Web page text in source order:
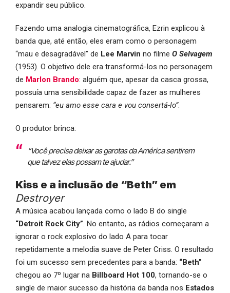
expandir seu público.
Fazendo uma analogia cinematográfica, Ezrin explicou à
banda que, até então, eles eram como o personagem
“mau e desagradável” de Lee Marvin no filme O Selvagem
(1953). O objetivo dele era transformá-los no personagem
de Marlon Brando: alguém que, apesar da casca grossa,
possuía uma sensibilidade capaz de fazer as mulheres
pensarem: “eu amo esse cara e vou consertá-lo”.
O produtor brinca:
“Você precisa deixar as garotas da América sentirem
que talvez elas possam te ajudar.”
Kiss e a inclusão de “Beth” em
Destroyer
A música acabou lançada como o lado B do single
“Detroit Rock City”. No entanto, as rádios começaram a
ignorar o rock explosivo do lado A para tocar
repetidamente a melodia suave de Peter Criss. O resultado
foi um sucesso sem precedentes para a banda: “Beth”
chegou ao 7º lugar na Billboard Hot 100, tornando-se o
single de maior sucesso da história da banda nos Estados